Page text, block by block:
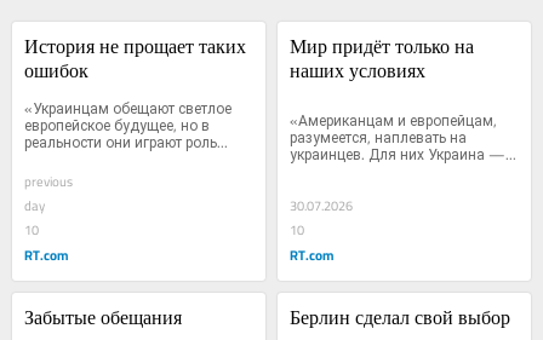
История не прощает таких
ошибок
«Украинцам обещают светлое
европейское будущее, но в
реальности они играют роль...
previous
day
10
RT.com
Мир придёт только на
наших условиях
«Американцам и европейцам,
разумеется, наплевать на
украинцев. Для них Украина —...
30.07.2026
10
RT.com
Забытые обещания Берлин сделал свой выбор